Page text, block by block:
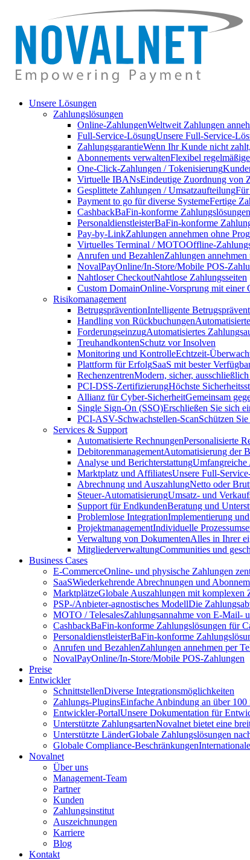
Unsere Lösungen
Zahlungslösungen
Online-ZahlungenWeltweit Zahlungen
Full-Service-LösungUnsere Full-Service-
ZahlungsgarantieWenn Ihr Kunde nicht
Abonnements verwaltenFlexibel
One-Click-Zahlungen / Tokenisierung
Virtuelle IBANsEindeutige Zuordnung von
Gesplittete Zahlungen / Umsatzaufteilung
Payment to go für diverse SystemeFertige
CashbackBaFin-konforme
PersonaldienstleisterBaFin-konforme
Pay-by-LinkZahlungen annehmen ohne
Virtuelles Terminal / MOTOOffline-
Anrufen und BezahlenZahlungen annehmen
NovalPayOnline/In-Store/Mobile POS-
Nahtloser CheckoutNahtlose Zahlungsseiten
Custom DomainOnline-Vorsprung mit einer
Risikomanagement
BetrugspräventionIntelligente
Handling von Rückbuchungen
ForderungseinzugAutomatisiertes
TreuhandkontenSchutz vor Insolven
Monitoring und KontrolleEchtzeit-
Plattform für ErfolgSaaS mit bester
RechenzentrenModern, sicher,
PCI-DSS-ZertifizierungHöchste
Allianz für Cyber-SicherheitGemeinsam
Single Sign-On (SSO)Erschließen Sie sich
PCI-ASV-Schwachstellen-ScanSchützen
Services & Support
Automatisierte RechnungenPersonalisierte
DebitorenmanagementAutomatisierung der
Analyse und Berichterstattung
Marktplatz und AffiliatesUnsere Full-
Abrechnung und AuszahlungNetto oder
Steuer-AutomatisierungUmsatz- und
Support für EndkundenBeratung und
Problemlose IntegrationImplementierung
ProjektmanagementIndividuelle
Verwaltung von DokumentenAlles in Ihrer
MitgliederverwaltungCommunities und
Business Cases
E-CommerceOnline- und physische Zahlungen
SaaSWiederkehrende Abrechnungen und
MarktplätzeGlobale Auszahlungen mit komplexen
PSP-/Anbieter‑agnostisches ModellDie
MOTO / TelesalesZahlungsannahme von E-Mail-
CashbackBaFin-konforme Zahlungslösungen für
PersonaldienstleisterBaFin-konforme
Anrufen und BezahlenZahlungen annehmen per
NovalPayOnline/In-Store/Mobile POS-Zahlungen
Preise
Entwickler
SchnittstellenDiverse Integrationsmöglichkeiten
Zahlungs-PluginsEinfache Anbindung an über 100
Entwickler-PortalUnsere Dokumentation für
Unterstützte ZahlungsartenNovalnet bietet eine
Unterstützte LänderGlobale Zahlungslösungen
Globale Compliance-Beschränkungen
Novalnet
Über uns
Management-Team
Partner
Kunden
Zahlungsinstitut
Auszeichnungen
Karriere
Blog
Kontakt